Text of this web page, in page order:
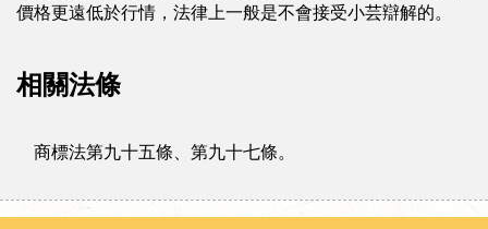
價格更遠低於行情，法律上一般是不會接受小芸辯解的。
相關法條
商標法第九十五條、第九十七條。